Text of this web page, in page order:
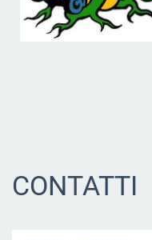
CONTATTI